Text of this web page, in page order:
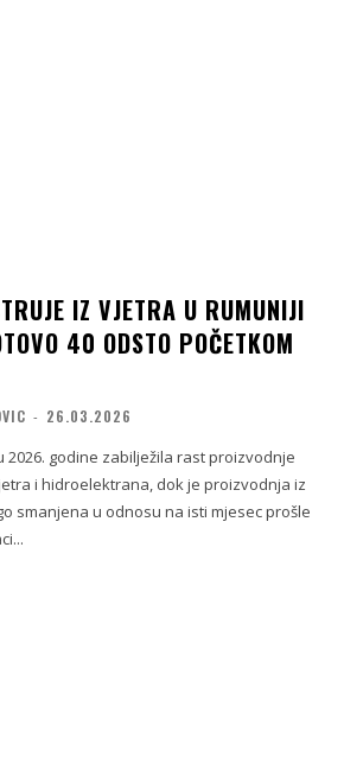
IZ VJETRA U RUMUNIJI
40 ODSTO POČETKOM
- 26.03.2026
2026. godine zabilježila rast proizvodnje
i hidroelektrana, dok je proizvodnja iz
smanjena u odnosu na isti mjesec prošle